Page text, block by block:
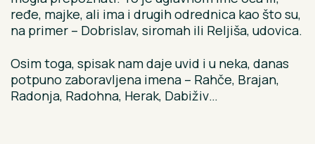
ređe, majke, ali ima i drugih odrednica kao što su,
na primer – Dobrislav, siromah ili Reljiša, udovica.
Osim toga, spisak nam daje uvid i u neka, danas
potpuno zaboravljena imena – Rahče, Brajan,
Radonja, Radohna, Herak, Dabiživ…